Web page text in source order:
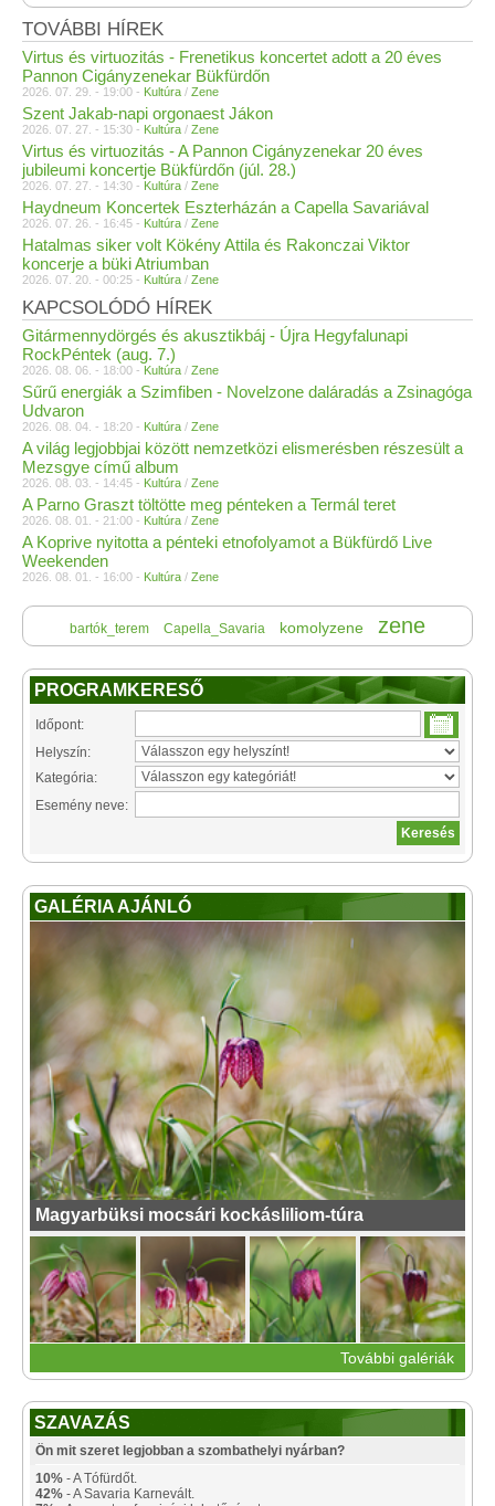
TOVÁBBI HÍREK
Virtus és virtuozitás - Frenetikus koncertet adott a 20 éves
Pannon Cigányzenekar Bükfürdőn
2026. 07. 29. - 19:00 - Kultúra / Zene
Szent Jakab-napi orgonaest Jákon
2026. 07. 27. - 15:30 - Kultúra / Zene
Virtus és virtuozitás - A Pannon Cigányzenekar 20 éves
jubileumi koncertje Bükfürdőn (júl. 28.)
2026. 07. 27. - 14:30 - Kultúra / Zene
Haydneum Koncertek Eszterházán a Capella Savariával
2026. 07. 26. - 16:45 - Kultúra / Zene
Hatalmas siker volt Kökény Attila és Rakonczai Viktor
koncerje a büki Atriumban
2026. 07. 20. - 00:25 - Kultúra / Zene
KAPCSOLÓDÓ HÍREK
Gitármennydörgés és akusztikbáj - Újra Hegyfalunapi
RockPéntek (aug. 7.)
2026. 08. 06. - 18:00 - Kultúra / Zene
Sűrű energiák a Szimfiben - Novelzone daláradás a Zsinagóga
Udvaron
2026. 08. 04. - 18:20 - Kultúra / Zene
A világ legjobbjai között nemzetközi elismerésben részesült a
Mezsgye című album
2026. 08. 03. - 14:45 - Kultúra / Zene
A Parno Graszt töltötte meg pénteken a Termál teret
2026. 08. 01. - 21:00 - Kultúra / Zene
A Koprive nyitotta a pénteki etnofolyamot a Bükfürdő Live
Weekenden
2026. 08. 01. - 16:00 - Kultúra / Zene
bartók_terem Capella_Savaria komolyzene zene
PROGRAMKERESŐ
Időpont:
Helyszín:
Kategória:
Esemény neve:
GALÉRIA AJÁNLÓ
Magyarbüksi mocsári kockásliliom-túra
További galériák
SZAVAZÁS
Ön mit szeret legjobban a szombathelyi nyárban?
10% - A Tófürdőt.
42% - A Savaria Karnevált.